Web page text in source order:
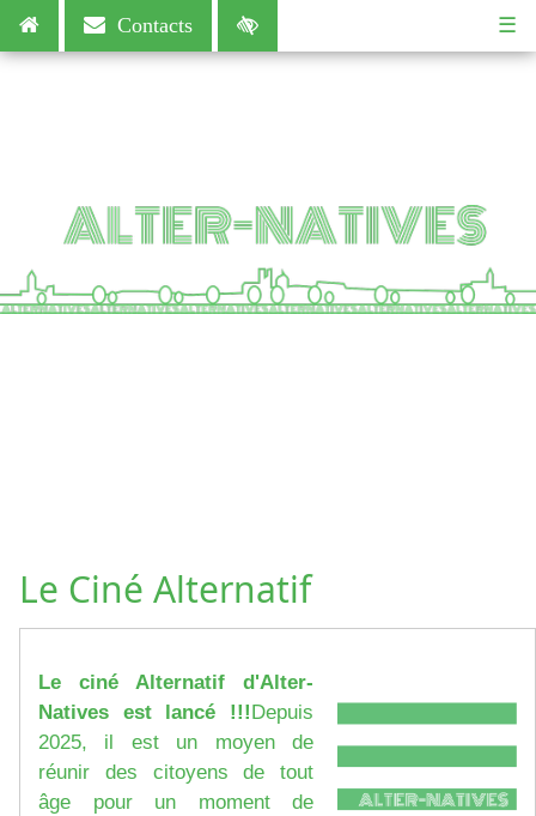
Contacts ☰
Le Ciné Alternatif
Le ciné Alternatif d'Alter-
Natives est lancé !!! Depuis
2025, il est un moyen de
réunir des citoyens de tout
âge pour un moment de